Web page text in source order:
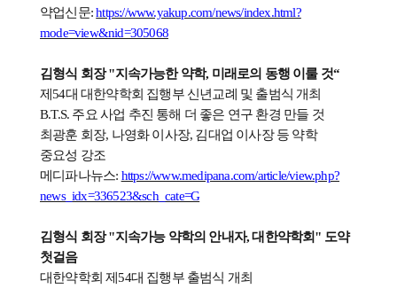
약업신문:https://www.yakup.com/news/index.html?
mode=view&nid=305068
김형식 회장"지속가능한 약학, 미래로의 동행 이룰 것“
제54대 대한약학회 집행부 신년교례 및 출범식 개최
B.T.S. 주요 사업 추진 통해 더 좋은 연구 환경 만들 것
최광훈 회장, 나영화 이사장, 김대업 이사장 등 약학
중요성 강조
메디파나뉴스: https://www.medipana.com/article/view.php?
news_idx=336523&sch_cate=G
김형식 회장"지속가능 약학의 안내자,대한약학회" 도약
첫걸음
대한약학회 제54대 집행부 출범식 개최